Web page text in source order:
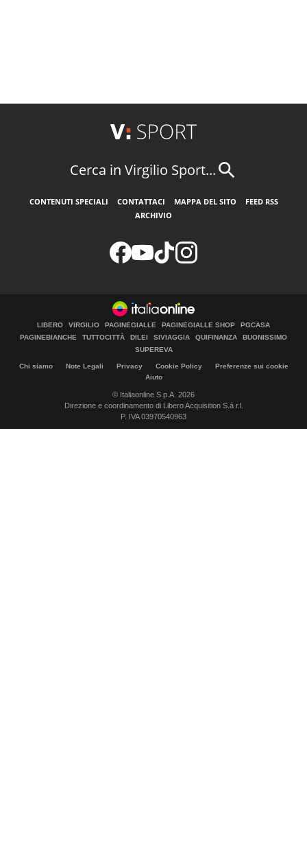
Cerca in Virgilio Sport...
CONTENUTI SPECIALI CONTATTACI MAPPA DEL SITO
FEED RSS
ARCHIVIO
LIBERO VIRGILIO PAGINEGIALLE PAGINEGIALLE SHOP
PGCASA
PAGINEBIANCHE
TUTTOCITTÀ DILEI SIVIAGGIA QUIFINANZA
BUONISSIMO
SUPEREVA
Chi siamo Note Legali Privacy Cookie Policy
Preferenze sui cookie
Aiuto
© Italiaonline S.p.A. 2026
Direzione e coordinamento di Libero Acquisition S.á r.l.
P. IVA 03970540963